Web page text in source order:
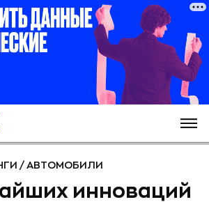
/ АВТОМОБИЛИ
инноваций